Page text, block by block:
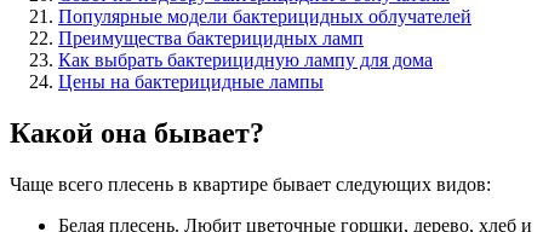
Популярные модели бактерицидных облучателей
Преимущества бактерицидных ламп
Как выбрать бактерицидную лампу для дома
Цены на бактерицидные лампы
Какой она бывает?
Чаще всего плесень в квартире бывает следующих видов:
Белая плесень. Любит цветочные горшки, дерево, хлеб и